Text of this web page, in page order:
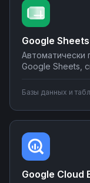
Google Sheets
Автоматически
Google Sheets,
почте или в
простых
аналитики.
Базы данных и
Google Cloud